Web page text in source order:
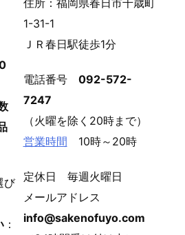
び
：
住所：福岡県春日市千歳町
1-31-1
ＪＲ春日駅徒歩1分
電話番号 092-572-
7247
（火曜を除く20時まで）
営業時間 10時～20時
定休日 毎週火曜日
メールアドレス
info@sakenofuyo.com